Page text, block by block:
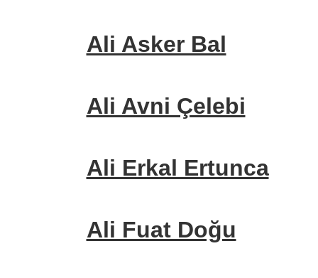
Ali Asker Bal
Ali Avni Çelebi
Ali Erkal Ertunca
Ali Fuat Doğu